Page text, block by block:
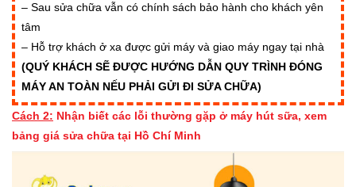
– Sau sửa chữa vẫn có chính sách bảo hành cho khách yên
tâm
– Hỗ trợ khách ở xa được gửi máy và giao máy ngay tại nhà
(QUÝ KHÁCH SẼ ĐƯỢC HƯỚNG DẪN QUY TRÌNH ĐÓNG
MÁY AN TOÀN NẾU PHẢI GỬI ĐI SỬA CHỮA)
Cách 2: Nhận biết các lỗi thường gặp ở máy hút sữa, xem
bảng giá sửa chữa tại Hồ Chí Minh